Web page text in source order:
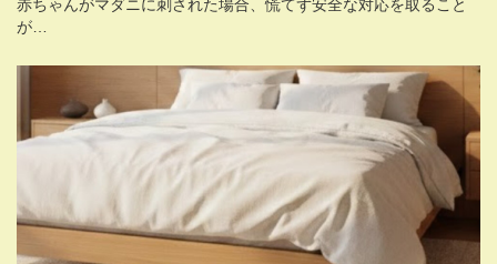
赤ちゃんがマダニに刺された場合、慌てず安全な対応を取ること
が…